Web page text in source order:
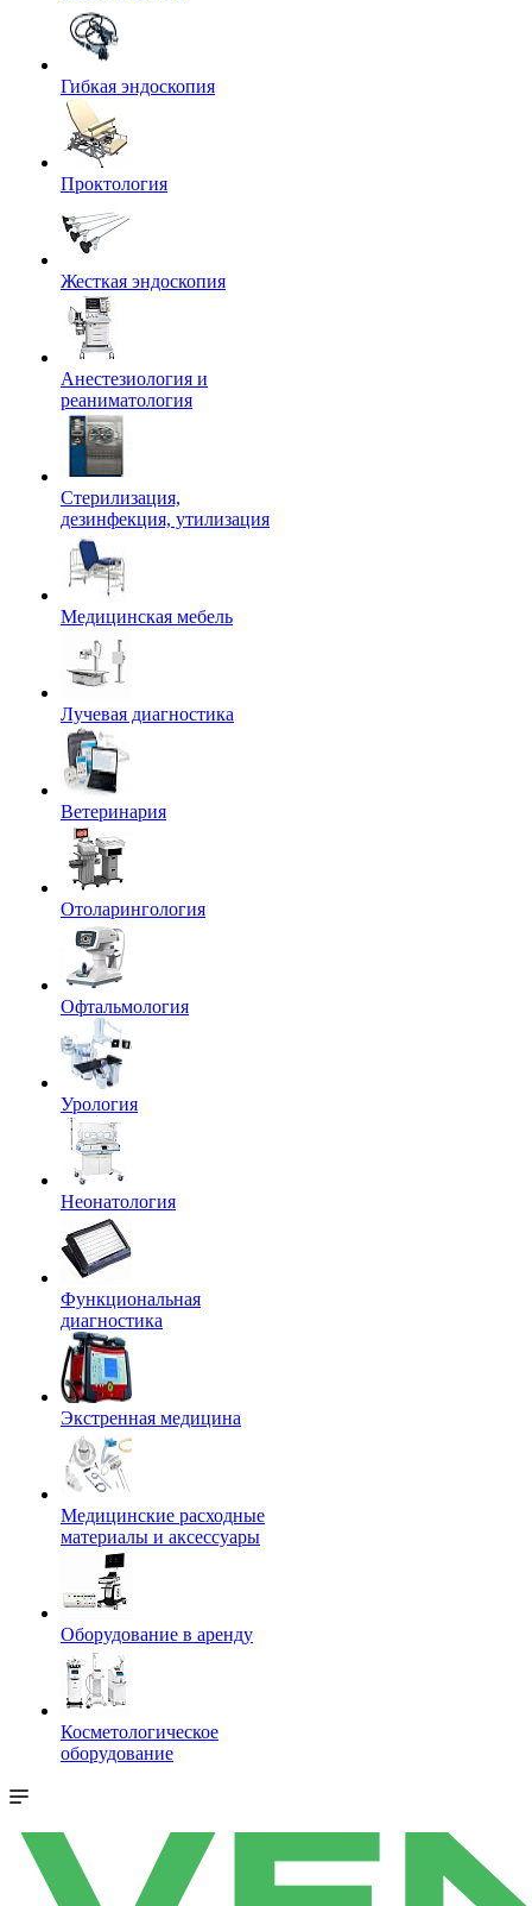
Гибкая эндоскопия
Проктология
Жесткая эндоскопия
Анестезиология и
реаниматология
Стерилизация,
дезинфекция, утилизация
Медицинская мебель
Лучевая диагностика
Ветеринария
Отоларингология
Офтальмология
Урология
Неонатология
Функциональная
диагностика
Экстренная медицина
Медицинские расходные
материалы и аксессуары
Оборудование в аренду
Косметологическое
оборудование